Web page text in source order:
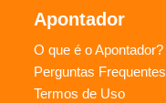
Apontador
O que é o Apontador?
Perguntas Frequentes
Termos de Uso